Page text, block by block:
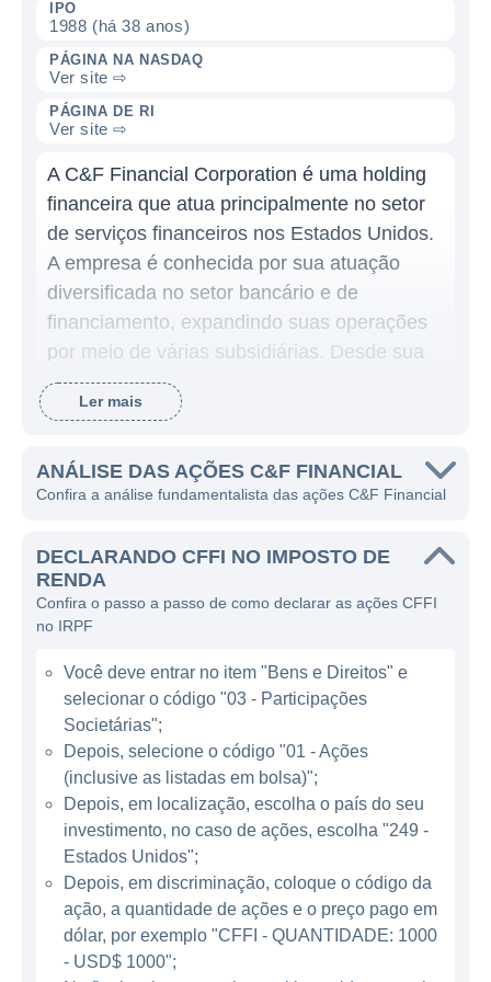
IPO
1988 (há 38 anos)
PÁGINA NA NASDAQ
Ver site ⇨
PÁGINA DE RI
Ver site ⇨
A C&F Financial Corporation é uma holding
financeira que atua principalmente no setor
de serviços financeiros nos Estados Unidos.
A empresa é conhecida por sua atuação
diversificada no setor bancário e de
financiamento, expandindo suas operações
por meio de várias subsidiárias. Desde sua
fundação, a C&F Financial tem buscado
oferecer soluções financeiras que atendem
destacando-se em um mercado competitivo
e dinâmico.
A C&F Financial opera por meio de sua
subsidiária de banco, o C&F Bank, que
oferece uma gama de produtos financeiros,
incluindo contas correntes, contas de
poupança, empréstimos pessoais,
empréstimos para automóveis e hipotecas.
Além disso, a empresa também possui uma
linha de negócios dedicada ao financiamento
de automóveis, que opera sob a marca C&F
Finance Company, fornecendo financiamento
ao consumidor através de concessionárias
de veículos. A diversidade desses serviços
permite que a C&F Financial gere receitas a
partir de múltiplas fontes, tornando-a
resiliente às flutuações do mercado.
Ler mais
ANÁLISE DAS AÇÕES C&F FINANCIAL
Confira a análise fundamentalista das ações C&F Financial
DECLARANDO CFFI NO IMPOSTO DE
RENDA
Confira o passo a passo de como declarar as ações CFFI
no IRPF
Você deve entrar no item "Bens e Direitos" e
selecionar o código "03 - Participações
Societárias";
Depois, selecione o código "01 - Ações
(inclusive as listadas em bolsa)";
Depois, em localização, escolha o país do seu
investimento, no caso de ações, escolha "249 -
Estados Unidos";
Depois, em discriminação, coloque o código da
ação, a quantidade de ações e o preço pago em
dólar, por exemplo "CFFI - QUANTIDADE: 1000
- USD$ 1000";